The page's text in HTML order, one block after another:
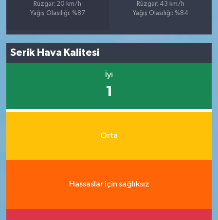
Rüzgar: 20 km/h
Yağış Olasılığı: %87
Rüzgar: 43 km/h
Yağış Olasılığı: %84
Serik Hava Kalitesi
İyi
1
Orta
Hassaslar için sağlıksız